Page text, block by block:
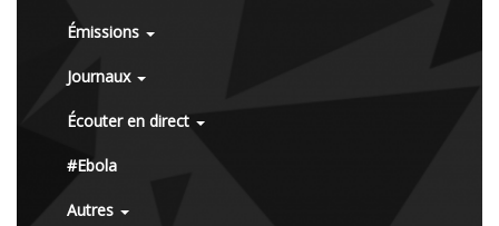
Émissions
Journaux
Écouter en direct
#Ebola
Autres